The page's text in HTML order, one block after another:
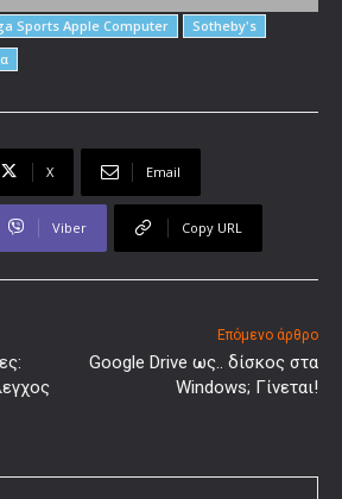
Sports Apple Computer
Sotheby's
X Email
Viber Copy URL
Επόμενο άρθρο
Google Drive ως.. δίσκος στα
Windows; Γίνεται!